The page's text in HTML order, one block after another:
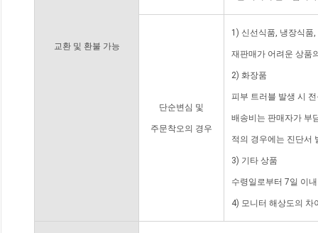
교환 및 환불 가능
단순변심 및
주문착오의 경우
1) 신선식품, 냉장식품
재판매가 어려운 상품
2) 화장품
피부 트러블 발생 시
배송비는 판매자가 부
적의 경우에는 진단서
3) 기타 상품
수령일로부터 7일 이
4) 모니터 해상도의 차